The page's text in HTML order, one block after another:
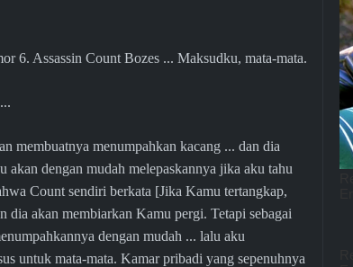
6. Assassin Count Bozes ... Maksudku, mata-mata.
membuatnya menumpahkan kacang ... dan dia
dengan mudah melepaskannya jika aku tahu
Count sendiri berkata [Jika Kamu tertangkap,
dia akan membiarkan Kamu pergi. Tetapi sebagai
dengan mudah ... lalu aku
untuk mata-mata. Kamar pribadi yang sepenuhnya